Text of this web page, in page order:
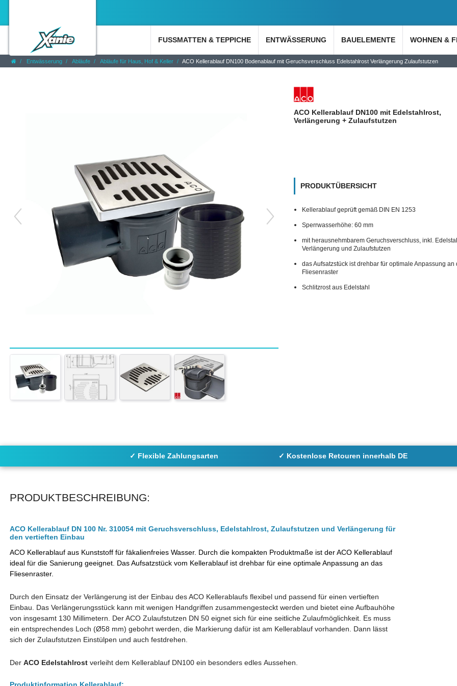
FUSSMATTEN & TEPPICHE ENTWÄSSERUNG BAUELEMENTE WOHNEN &
Entwässerung Abläufe Abläufe für Haus, Hof & Keller ACO Kellerablauf DN100 Bodenablauf mit Geruchsverschluss Edelstahlrost Verlängerung Zulaufstutzen
ACO Kellerablauf DN100 mit Edelstahlrost,
Verlängerung + Zulaufstutzen
PRODUKTÜBERSICHT
Kellerablauf geprüft gemäß DIN EN 1253
Sperrwasserhöhe: 60 mm
mit herausnehmbarem Geruchsverschluss, inkl.
Verlängerung und Zulaufstutzen
das Aufsatzstück ist drehbar für optimale Anpassung an
Fliesenraster
Schlitzrost aus Edelstahl
✓ Flexible Zahlungsarten ✓ Kostenlose Retouren innerhalb DE
PRODUKTBESCHREIBUNG:
ACO Kellerablauf DN 100 Nr. 310054 mit Geruchsverschluss, Edelstahlrost, Zulaufstutzen und Verlängerung für
den vertieften Einbau
ACO Kellerablauf aus Kunststoff für fäkalienfreies Wasser. Durch die kompakten Produktmaße ist der ACO Kellerablauf
ideal für die Sanierung geeignet. Das Aufsatzstück vom Kellerablauf ist drehbar für eine optimale Anpassung an das
Fliesenraster.
Durch den Einsatz der Verlängerung ist der Einbau des ACO Kellerablaufs flexibel und passend für einen vertieften
Einbau. Das Verlängerungsstück kann mit wenigen Handgriffen zusammengesteckt werden und bietet eine Aufbauhöhe
von insgesamt 130 Millimetern. Der ACO Zulaufstutzen DN 50 eignet sich für eine seitliche Zulaufmöglichkeit. Es muss
ein entsprechendes Loch (Ø58 mm) gebohrt werden, die Markierung dafür ist am Kellerablauf vorhanden. Dann lässt
sich der Zulaufstutzen Einstülpen und auch festdrehen.
Der ACO Edelstahlrost verleiht dem Kellerablauf DN100 ein besonders edles Aussehen.
Produktinformation Kellerablauf: